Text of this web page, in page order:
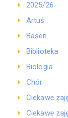
2025/26
Artuś
Basen
Biblioteka
Biologia
Chór
Ciekawe
Ciekawe